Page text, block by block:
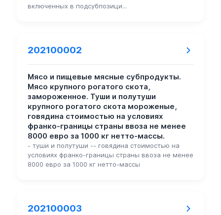
включенных в подсубпозици...
202100002
Мясо и пищевые мясные субпродукты.
Мясо крупного рогатого скота,
замороженное. Туши и полутуши
крупного рогатого скота мороженые,
говядина стоимостью на условиях
франко-границы страны ввоза не менее
8000 евро за 1000 кг нетто-массы.
- туши и полутуши -- говядина стоимостью на
условиях франко-границы страны ввоза не менее
8000 евро за 1000 кг нетто-массы
202100003